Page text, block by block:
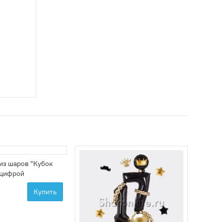
шаров "Кубок
Купить